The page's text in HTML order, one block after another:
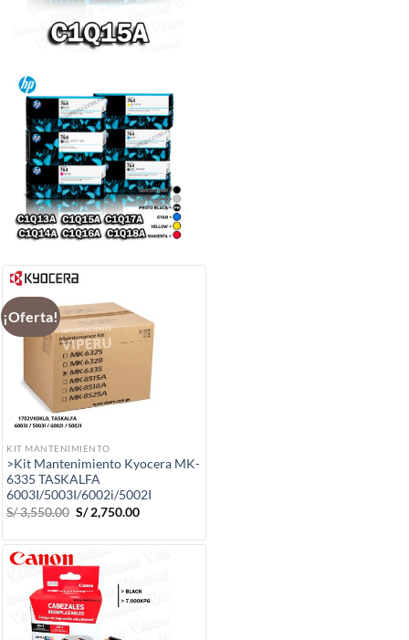
¡Oferta!
KIT MANTENIMIENTO
>Kit Mantenimiento Kyocera MK-
6335 TASKALFA
6003I/5003I/6002i/5002I
S/3,550.00 El
precio
era:
S/2,750.00El
es: